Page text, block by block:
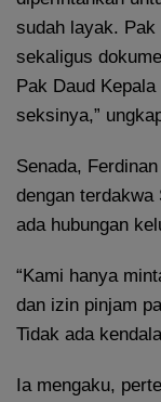
sudah layak. Pak
sekaligus
Pak Daud
seksinya,”
Senada,
dengan
ada hubungan
“Kami hanya
dan izin pinjam
Tidak ada
Ia mengaku,